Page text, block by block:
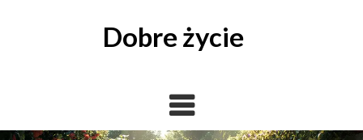
Dobre życie